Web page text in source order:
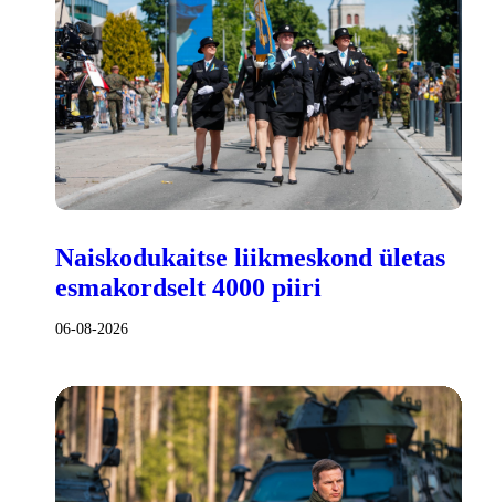
Naiskodukaitse liikmeskond ületas
esmakordselt 4000 piiri
06-08-2026